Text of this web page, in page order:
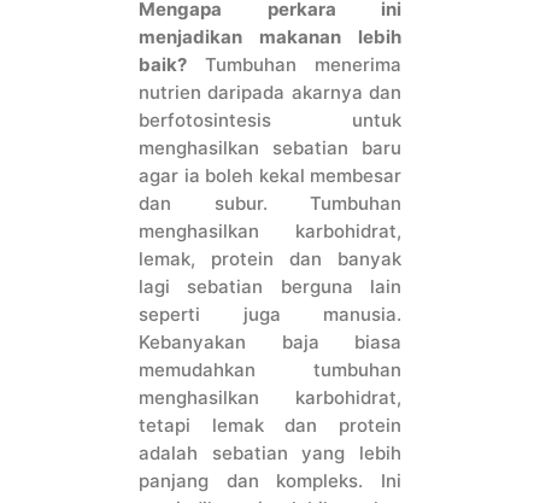
Mengapa perkara ini
menjadikan makanan lebih
baik? Tumbuhan menerima
nutrien daripada akarnya dan
berfotosintesis untuk
menghasilkan sebatian baru
agar ia boleh kekal membesar
dan subur. Tumbuhan
menghasilkan karbohidrat,
lemak, protein dan banyak
lagi sebatian berguna lain
seperti juga manusia.
Kebanyakan baja biasa
memudahkan tumbuhan
menghasilkan karbohidrat,
tetapi lemak dan protein
adalah sebatian yang lebih
panjang dan kompleks. Ini